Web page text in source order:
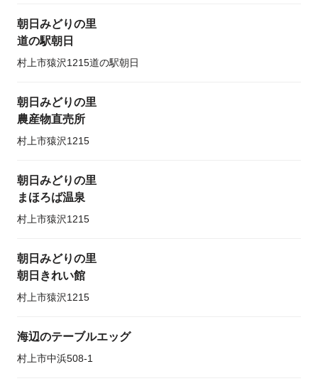
朝日みどりの里
道の駅朝日
村上市猿沢1215道の駅朝日
朝日みどりの里
農産物直売所
村上市猿沢1215
朝日みどりの里
まほろば温泉
村上市猿沢1215
朝日みどりの里
朝日きれい館
村上市猿沢1215
海辺のテーブルエッグ
村上市中浜508-1